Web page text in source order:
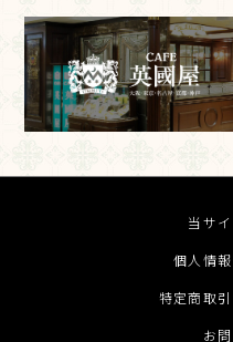
当サ
個人情
特定商取
お